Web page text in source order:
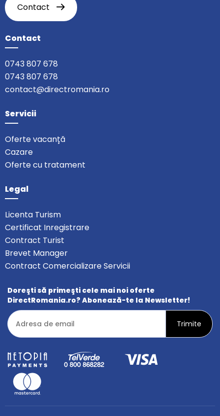
Contact
Contact
0743 807 678
0743 807 678
contact@directromania.ro
Servicii
Oferte vacanță
Cazare
Oferte cu tratament
Legal
Licenta Turism
Certificat Inregistrare
Contract Turist
Brevet Manager
Contract Comercializare Servicii
Doreşti să primeşti cele mai noi oferte
DirectRomania.ro? Abonează-te la Newsletter!